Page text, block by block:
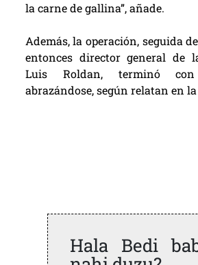
la carne de gallina”, añade.
Además, la operación, seguida
entonces director general de
Luis Roldan, terminó
abrazándose, según relatan en
Hala Bedi